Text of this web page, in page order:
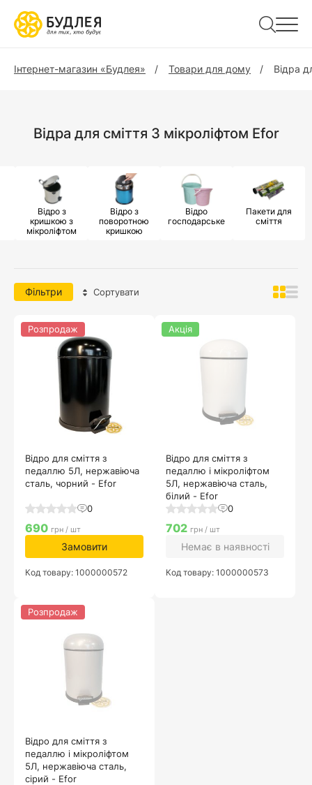
Інтернет-магазин «Будлея» Товари для дому Відра
Відра для сміття З мікроліфтом Efor
Відро з
кришкою з
мікроліфтом
Відро з
поворотною
кришкою
Відро
господарське
Пакети для
сміття
Фільтри Сортувати
Відро для сміття з
педаллю 5Л, нержавіюча
сталь, чорний - Efor
0
Розпродаж
690 грн / шт
Замовити
Код товару: 1000000572
Відро для сміття з
педаллю і мікроліфтом
5Л, нержавіюча сталь,
білий - Efor
0
Акція
702 грн / шт
Немає в наявності
Код товару: 1000000573
Відро для сміття з
педаллю і мікроліфтом
5Л, нержавіюча сталь,
сірий - Efor
Розпродаж